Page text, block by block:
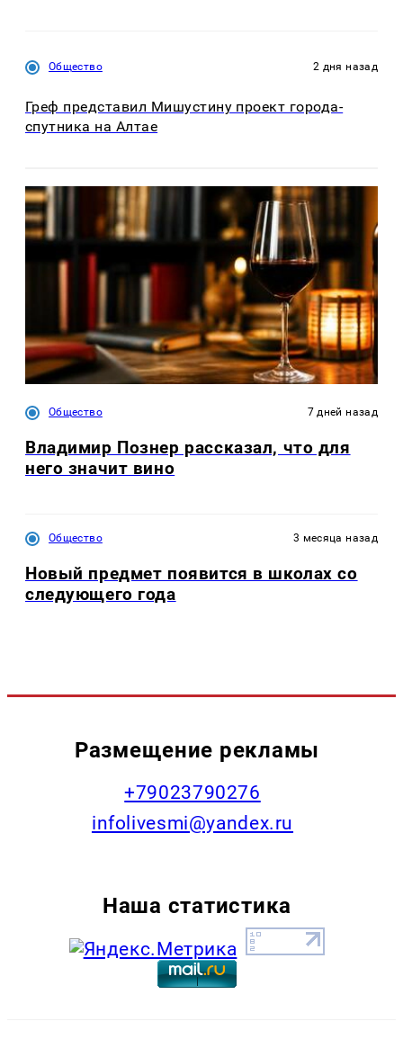
Общество 2 дня назад
Греф представил Мишустину проект города-
спутника на Алтае
Общество 7 дней назад
Владимир Познер рассказал, что для
него значит вино
Общество 3 месяца назад
Новый предмет появится в школах со
следующего года
Размещение рекламы
+79023790276
infolivesmi@yandex.ru
Наша статистика